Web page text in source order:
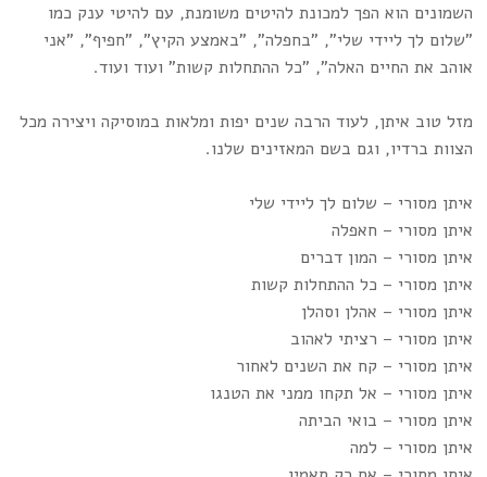
השמונים הוא הפך למכונת להיטים משומנת, עם להיטי ענק כמו
"שלום לך ליידי שלי", "בחפלה", "באמצע הקיץ", "חפיף", "אני
אוהב את החיים האלה", "כל ההתחלות קשות" ועוד ועוד.
מזל טוב איתן, לעוד הרבה שנים יפות ומלאות במוסיקה ויצירה מכל
הצוות ברדיו, וגם בשם המאזינים שלנו.
איתן מסורי – שלום לך ליידי שלי
איתן מסורי – חאפלה
איתן מסורי – המון דברים
איתן מסורי – כל ההתחלות קשות
איתן מסורי – אהלן וסהלן
איתן מסורי – רציתי לאהוב
איתן מסורי – קח את השנים לאחור
איתן מסורי – אל תקחו ממני את הטנגו
איתן מסורי – בואי הביתה
איתן מסורי – למה